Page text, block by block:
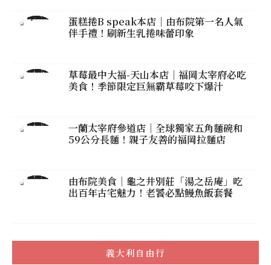
蛋糕捲B speak本店｜由布院第一名人氣
伴手禮！刷新生乳捲味蕾印象
草莓最中大福-天山本店｜福岡太宰府必吃
美食！季節限定巨無霸草莓咬下爆汁
一蘭太宰府參道店｜全球獨家五角麵碗和
59公分長麵！親子友善的福岡拉麵店
由布院美食｜龜之井別莊「湯之岳庵」吃
出百年古宅魅力！老饕必點鰻魚飯套餐
義大利自由行